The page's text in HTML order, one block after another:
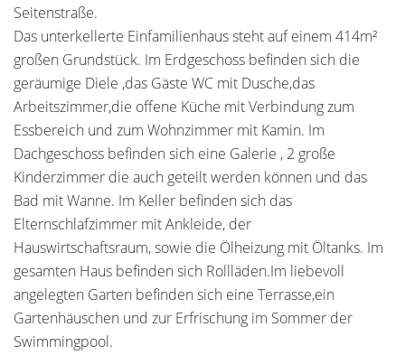
Seitenstraße.
Das unterkellerte Einfamilienhaus steht auf einem 414m²
großen Grundstück. Im Erdgeschoss befinden sich die
geräumige Diele ,das Gäste WC mit Dusche,das
Arbeitszimmer,die offene Küche mit Verbindung zum
Essbereich und zum Wohnzimmer mit Kamin. Im
Dachgeschoss befinden sich eine Galerie , 2 große
Kinderzimmer die auch geteilt werden können und das
Bad mit Wanne. Im Keller befinden sich das
Elternschlafzimmer mit Ankleide, der
Hauswirtschaftsraum, sowie die Ölheizung mit Öltanks. Im
gesamten Haus befinden sich Rollläden.Im liebevoll
angelegten Garten befinden sich eine Terrasse,ein
Gartenhäuschen und zur Erfrischung im Sommer der
Swimmingpool.